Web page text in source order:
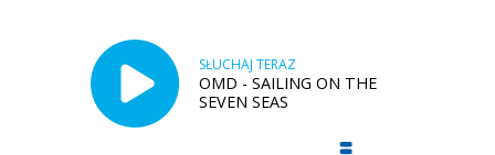
SŁUCHAJ TERAZ
OMD - SAILING ON THE
SEVEN SEAS